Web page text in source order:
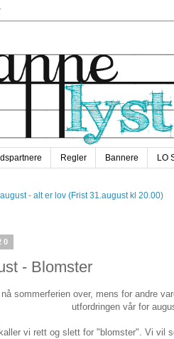
Regler Bannere LO
- alt er lov (Frist 31.august kl 20.00)
- Blomster
sommerferien over, mens for andre
utfordringen vår for
vi rett og slett for "blomster". Vi vil